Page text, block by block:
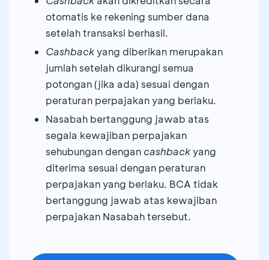
otomatis ke rekening sumber dana
setelah transaksi berhasil.
Cashbackyang diberikan merupakan
jumlah setelah dikurangi semua
potongan (jika ada) sesuai dengan
peraturan perpajakan yang berlaku.
Nasabah bertanggung jawab atas
segala kewajiban perpajakan
sehubungan dengan cashbackyang
diterima sesuai dengan peraturan
perpajakan yang berlaku. BCA tidak
bertanggung jawab atas kewajiban
perpajakan Nasabah tersebut.